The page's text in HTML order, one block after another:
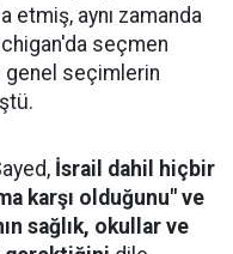
etmiş, aynı zamanda
seçmen
seçimlerin
İsrail dahil hiçbir
karşı olduğunu" ve
sağlık, okullar ve